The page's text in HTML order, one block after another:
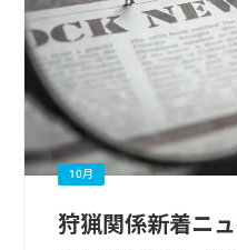
10月
狩猟関係新着ニュ